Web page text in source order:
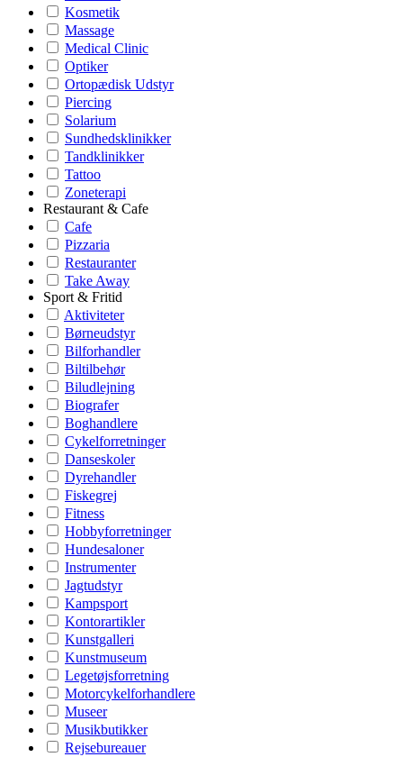
Kosmetik
Massage
Medical Clinic
Optiker
Ortopædisk Udstyr
Piercing
Solarium
Sundhedsklinikker
Tandklinikker
Tattoo
Zoneterapi
Restaurant & Cafe
Cafe
Pizzaria
Restauranter
Take Away
Sport & Fritid
Aktiviteter
Børneudstyr
Bilforhandler
Biltilbehør
Biludlejning
Biografer
Boghandlere
Cykelforretninger
Danseskoler
Dyrehandler
Fiskegrej
Fitness
Hobbyforretninger
Hundesaloner
Instrumenter
Jagtudstyr
Kampsport
Kontorartikler
Kunstgalleri
Kunstmuseum
Legetøjsforretning
Motorcykelforhandlere
Museer
Musikbutikker
Rejsebureauer